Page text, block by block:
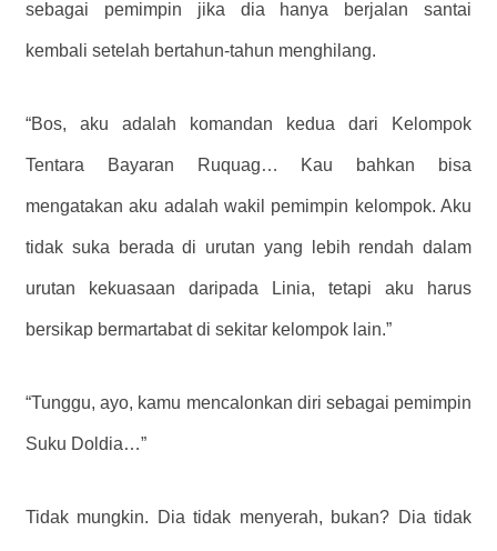
sebagai pemimpin jika dia hanya berjalan santai
kembali setelah bertahun-tahun menghilang.
“Bos, aku adalah komandan kedua dari Kelompok
Tentara Bayaran Ruquag… Kau bahkan bisa
mengatakan aku adalah wakil pemimpin kelompok. Aku
tidak suka berada di urutan yang lebih rendah dalam
urutan kekuasaan daripada Linia, tetapi aku harus
bersikap bermartabat di sekitar kelompok lain.”
“Tunggu, ayo, kamu mencalonkan diri sebagai pemimpin
Suku Doldia…”
Tidak mungkin. Dia tidak menyerah, bukan? Dia tidak